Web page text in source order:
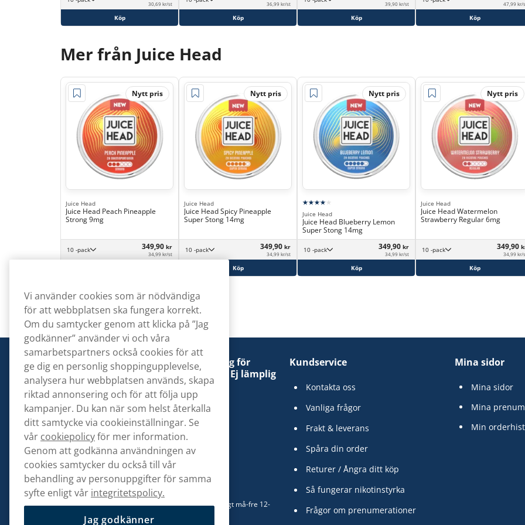
30,69 kr/st
Köp
36,99 kr/st
Köp
39,90 kr/st
Köp
47,99 kr/
Köp
Mer från Juice Head
Nytt pris
Juice Head
Juice Head Peach Pineapple
Strong 9mg
10 -pack 349,90 kr
34,99 kr/st
Nytt pris
Juice Head
Juice Head Spicy Pineapple
Super Stong 14mg
10 -pack 349,90 kr
34,99 kr/st
Köp
Nytt pris
Juice Head
Juice Head Blueberry Lemon
Super Stong 14mg
10 -pack 349,90 kr
34,99 kr/st
Köp
Nytt pris
Juice Head
Juice Head Watermelon
Strawberry Regular 6mg
10 -pack 349,90
34,99 kr/
Köp
Denna tobaksprodukt kan vara skadlig för
hälsan och är beroendeframkallande. Ej lämplig
för personer under 18 år.
Kontakta oss
hej@snusbolaget.se
08 517 910 94
Mån-Tor 8.00-17.00 | Fre 9.00-17.00 | (Lunchstängt må-fre 12-
Kundservice
Kontakta oss
Vanliga frågor
Frakt & leverans
Spåra din order
Returer / Ångra ditt köp
Så fungerar nikotinstyrka
Frågor om prenumerationer
Mina sidor
Mina sidor
Mina
Min
Vi använder cookies som är nödvändiga
för att webbplatsen ska fungera korrekt.
Om du samtycker genom att klicka på ”Jag
godkänner” använder vi och våra
samarbetspartners också cookies för att
ge dig en personlig shoppingupplevelse,
analysera hur webbplatsen används, skapa
riktad annonsering och för att följa upp
kampanjer. Du kan när som helst återkalla
ditt samtycke via cookieinställningar. Se
vår cookiepolicyför mer information.
Genom att godkänna användningen av
cookies samtycker du också till vår
behandling av personuppgifter för samma
syfte enligt vår integritetspolicy.
Jag godkänner